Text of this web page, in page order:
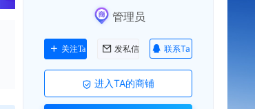
管理员
关注Ta 发私信 联系Ta
进入TA的商铺